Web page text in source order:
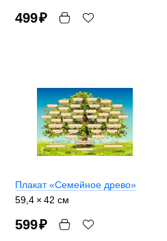
499₽
Плакат «Семейное древо»
59,4 × 42 см
599₽